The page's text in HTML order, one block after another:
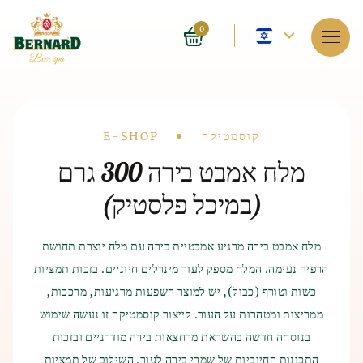
שפה
אנגלית
0
על הספא
הזמנה
מחירים
E-shop
בלוג
FAQ
Drobečková
navigace
E-SHOP קוסמטיקה
מלח אמבט בירה 300 גרם
(במיכל פלסטיק)
מלח אמבט בירה מרגיע אמבטיית בירה עם מלח יוצרת תחושת
הרפיה נעימה. המלח מספק לעור מינרלים חיוניים. בזכות תמציות
כשות וטורף (כבול), יש למוצר השפעות מרגיעות, מרככות,
ממריצות ומטהרות על העור. לייצור קוסמטיקה זו נעשה שימוש
בנוסחה חדשה בהשראת מרחצאות בירה מודרניים ובזכות
התכונות החיוביות של שמרי בירה לעור. השילוב של תמציות
היסטוריה של אמבטיות בירה
ההיסטוריה של ייצור הבירה מתוארכת לאלף השביעי לפני הספירה,
היסטוריה שלייצור בירה ומלט
ההיסטוריה של ייצור הבירה מתוארכת לאלף השביעי לפני הספירה,
כאשר הבירה התגלתה למדי במקרה על ידי השומריים הקדמונים.
שיטת ייצור הבירה החלה מהאחסון הירוד של התבואה שגידלו.